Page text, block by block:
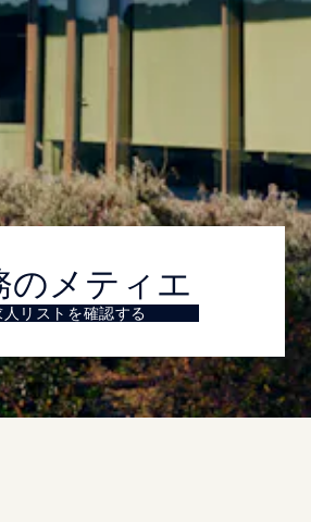
のメティエ
人リストを確認する
的管理
イアンスの推
進